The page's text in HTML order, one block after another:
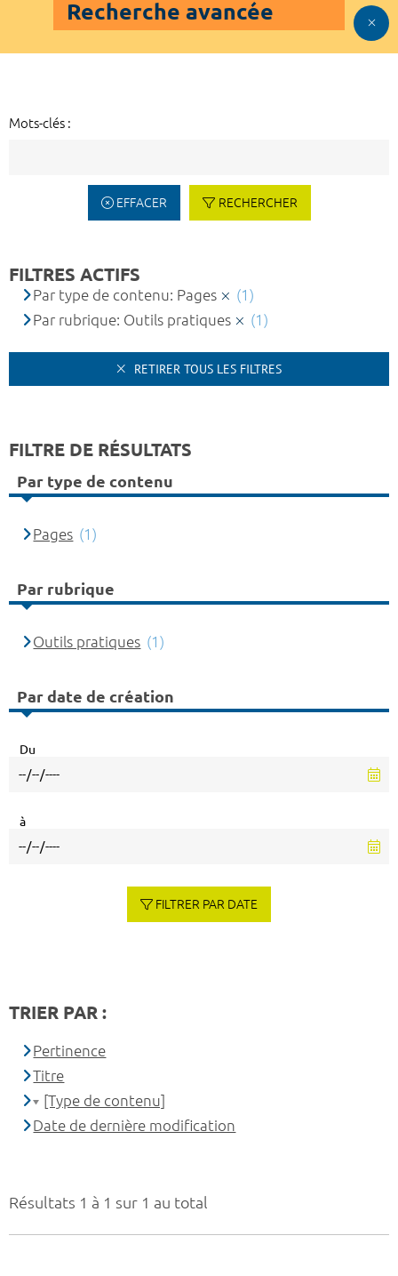
Recherche avancée
Mots-clés :
EFFACER RECHERCHER
Résultats 1 à 1 sur 1 au total
FILTRES ACTIFS
Par type de contenu: Pages
(1)
Par rubrique: Outils pratiques
(1)
RETIRER TOUS LES FILTRES
FILTRE DE RÉSULTATS
Par type de contenu
Pages (1)
Par rubrique
Outils pratiques (1)
Par date de création
Du
à
FILTRER PAR DATE
TRIER PAR :
Pertinence
Titre
[Type de contenu]
Date de dernière modification